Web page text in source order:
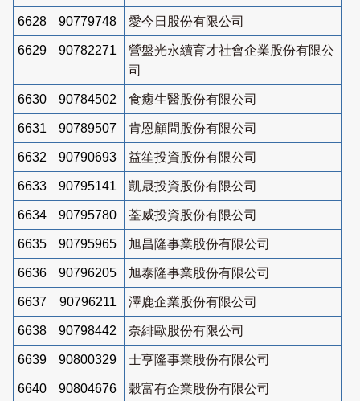
6628 90779748 愛今日股份有限公司
6629 90782271
營盤光永續育才社會企業股份有限公
司
6630 90784502 食癒生醫股份有限公司
6631 90789507 肯恩顧問股份有限公司
6632 90790693 益笙投資股份有限公司
6633 90795141 凱晟投資股份有限公司
6634 90795780 荃威投資股份有限公司
6635 90795965 旭昌隆事業股份有限公司
6636 90796205 旭泰隆事業股份有限公司
6637 90796211 澤鹿企業股份有限公司
6638 90798442 奈緋歐股份有限公司
6639 90800329 士亨隆事業股份有限公司
6640 90804676 穀富有企業股份有限公司